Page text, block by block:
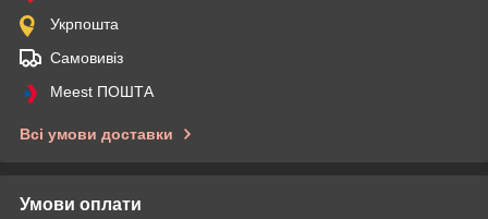
Укрпошта
Самовивіз
Meest ПОШТА
Всі умови доставки
Умови оплати